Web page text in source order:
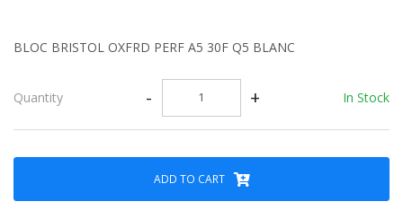
BLOC BRISTOL OXFRD PERF A5 30F Q5 BLANC
Quantity - + In Stock
ADD TO CART